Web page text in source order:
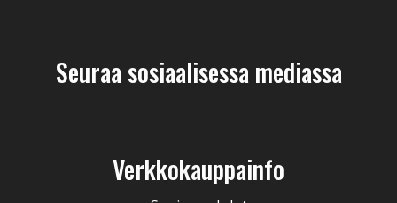
Seuraa sosiaalisessa mediassa
Verkkokauppainfo